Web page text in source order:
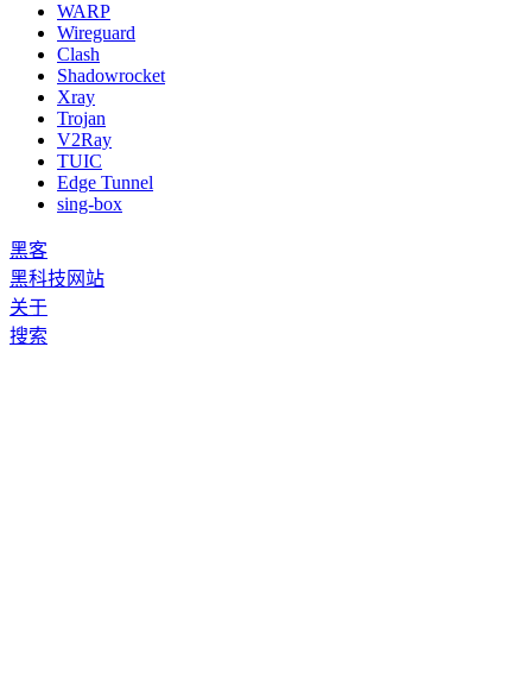
WARP
Wireguard
Clash
Shadowrocket
Xray
Trojan
V2Ray
TUIC
Edge Tunnel
sing-box
黑客
黑科技网站
关于
搜索